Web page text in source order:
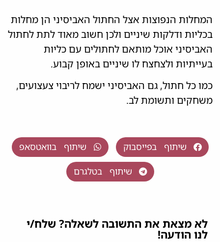
המחלות הנפוצות אצל החתול האביסיני הן מחלות
בכליות ודלקות שיניים ולכן חשוב מאוד לתת לחתול
האביסיני אוכל מותאם לחתולים עם כליות
בעייתיות ולצחצח לו שיניים באופן קבוע.
כמו כל חתול, גם האביסיני ישמח לריבוי צעצועים,
משחקים ותשומת לב.
שיתוף בפייסבוק שיתוף בוואטסאפ
שיתוף בטלגרם
לא מצאת את התשובה לשאלה? שלח/י
לנו הודעה!